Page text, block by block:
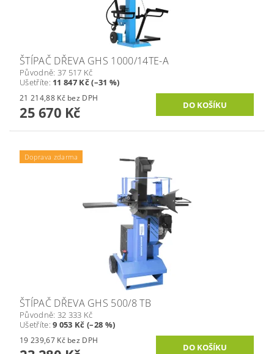
ŠTÍPAČ DŘEVA GHS 1000/14TE-A
Původně: 37 517 Kč
Ušetříte: 11 847 Kč (–31 %)
21 214,88 Kč bez DPH
25 670 Kč
Doprava zdarma
ŠTÍPAČ DŘEVA GHS 500/8 TB
Původně: 32 333 Kč
Ušetříte:9 053 Kč (–28 %)
19 239,67 Kč bez DPH